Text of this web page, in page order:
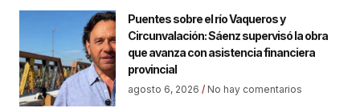
Puentes sobre el río Vaqueros y
Circunvalación: Sáenz supervisó la obra
que avanza con asistencia financiera
provincial
agosto 6, 2026 No hay comentarios